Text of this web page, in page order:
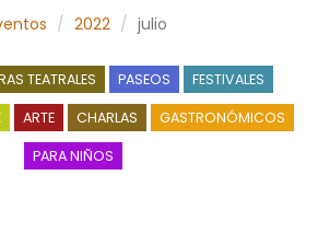
2022 julio
TEATRALES PASEOS FESTIVALES
ARTE CHARLAS GASTRONÓMICOS
PARA NIÑOS